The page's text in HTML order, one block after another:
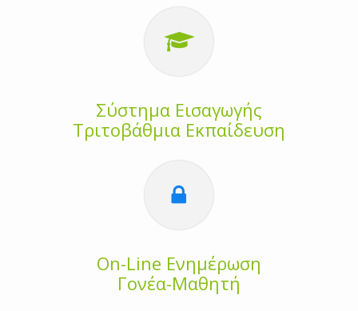
Σύστημα Εισαγωγής
Τριτοβάθμια Εκπαίδευση
On-Line Ενημέρωση
Γονέα-Μαθητή